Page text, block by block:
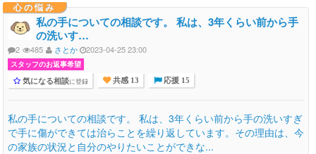
心の悩み
私の手についての相談です。 私は、3年くらい前から手
の洗いす…
2 485 さとか 2023-04-25 23:00
スタッフのお返事希望
気になる相談に登録 共感 13 応援 15
私の手についての相談です。 私は、3年くらい前から手の洗いすぎ
で手に傷ができては治らことを繰り返しています。その理由は、今
の家族の状況と自分のやりたいことができな...